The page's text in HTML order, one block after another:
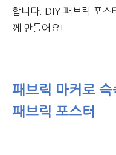
합니다. DIY 패브릭 포스
께 만들어요!
패브릭 마커로 슥
패브릭 포스터